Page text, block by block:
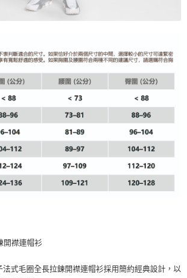
開襟連帽衫
法式毛圈全長拉鍊開襟連帽衫採用簡約經典設計，以